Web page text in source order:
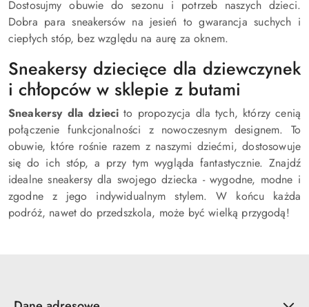
Dostosujmy obuwie do sezonu i potrzeb naszych dzieci.
Dobra para sneakersów na jesień to gwarancja suchych i
ciepłych stóp, bez względu na aurę za oknem.
Sneakersy dziecięce dla dziewczynek
i chłopców w sklepie z butami
Sneakersy dla dzieci to propozycja dla tych, którzy cenią
połączenie funkcjonalności z nowoczesnym designem. To
obuwie, które rośnie razem z naszymi dziećmi, dostosowuje
się do ich stóp, a przy tym wygląda fantastycznie. Znajdź
idealne sneakersy dla swojego dziecka - wygodne, modne i
zgodne z jego indywidualnym stylem. W końcu każda
podróż, nawet do przedszkola, może być wielką przygodą!